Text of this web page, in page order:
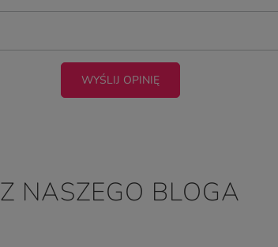
WYŚLIJ OPINIĘ
Z NASZEGO BLOGA